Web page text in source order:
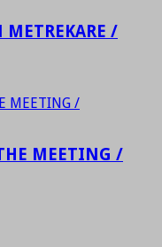
METREKARE /
MEETING /